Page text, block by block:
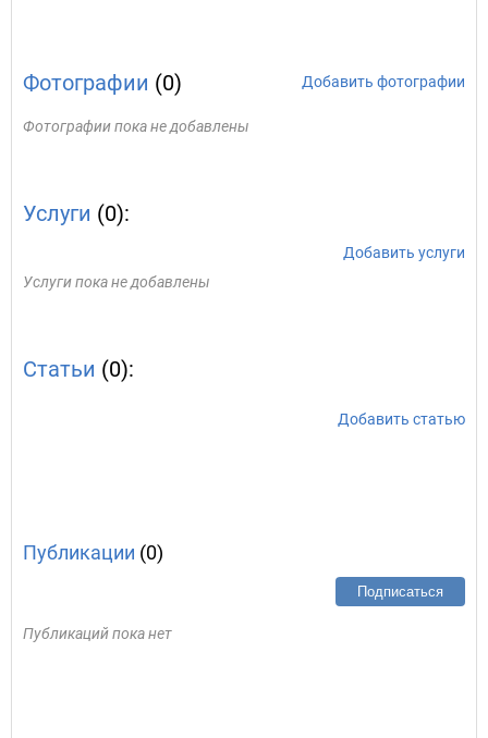
Фотографии (0) Добавить фотографии
Фотографии пока не добавлены
Услуги (0):
Добавить услуги
Услуги пока не добавлены
Статьи (0):
Добавить статью
Публикации (0)
Подписаться
Публикаций пока нет